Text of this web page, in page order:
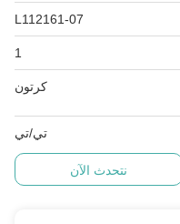
L112161-07
1
كرتون
تي/تي
نتحدث الآن